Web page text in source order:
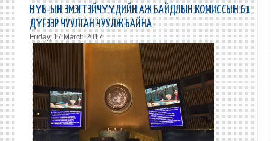
УЛС
САЙН
НҮБ-ЫН ЭМЭГТЭЙЧҮҮДИЙН АЖ БАЙДЛЫН КОМИССЫН 61
ДҮГЭЭР ЧУУЛГАН ЧУУЛЖ БАЙНА
Friday, 17 March 2017